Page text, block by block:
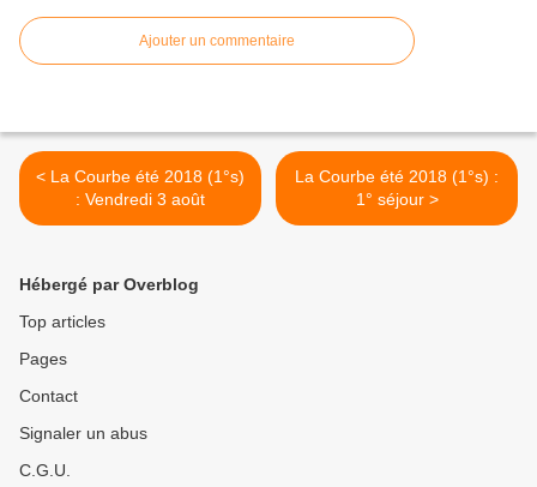
Ajouter un commentaire
< La Courbe été 2018 (1°s)
: Vendredi 3 août
La Courbe été 2018 (1°s) :
1° séjour >
Hébergé par Overblog
Top articles
Pages
Contact
Signaler un abus
C.G.U.